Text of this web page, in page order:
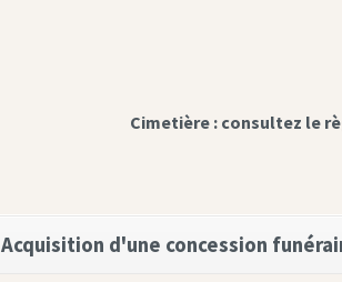
Cimetière : consultez le
Acquisition d'une concession